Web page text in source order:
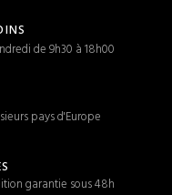
de 9h30 à 18h00
pays d'Europe
garantie sous 48h